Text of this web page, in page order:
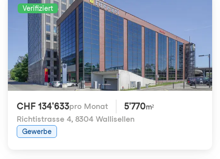
Verifiziert
CHF 134'633pro Monat 5'770m²
Richtistrasse 4, 8304 Wallisellen
Gewerbe